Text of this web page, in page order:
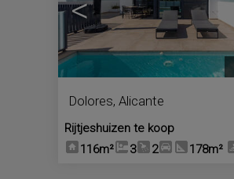
<
Dolores, Alicante
Rijtjeshuizen te koop
116m²
3 2 178m²